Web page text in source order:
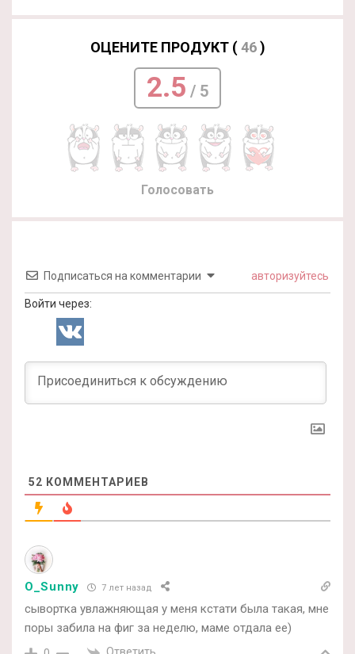
ОЦЕНИТЕ ПРОДУКТ (46)
2.5 / 5
Голосовать
Подписаться на комментарии авторизуйтесь
Войти через:
52 КОММЕНТАРИЕВ
O_Sunny 7 лет назад
сывортка увлажняющая у меня кстати была такая, мне
поры забила на фиг за неделю, маме отдала ее)